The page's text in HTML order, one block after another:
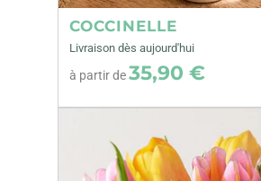
COCCINELLE
Livraison dès aujourd'hui
à partir de35,90 €